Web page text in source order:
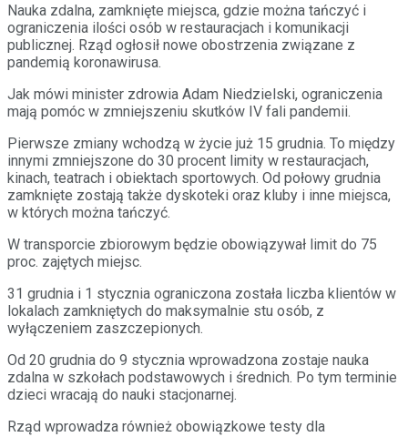
Nauka zdalna, zamknięte miejsca, gdzie można tańczyć i
ograniczenia ilości osób w restauracjach i komunikacji
publicznej. Rząd ogłosił nowe obostrzenia związane z
pandemią koronawirusa.
Jak mówi minister zdrowia Adam Niedzielski, ograniczenia
mają pomóc w zmniejszeniu skutków IV fali pandemii.
Pierwsze zmiany wchodzą w życie już 15 grudnia. To między
innymi zmniejszone do 30 procent limity w restauracjach,
kinach, teatrach i obiektach sportowych. Od połowy grudnia
zamknięte zostają także dyskoteki oraz kluby i inne miejsca,
w których można tańczyć.
W transporcie zbiorowym będzie obowiązywał limit do 75
proc. zajętych miejsc.
31 grudnia i 1 stycznia ograniczona została liczba klientów w
lokalach zamkniętych do maksymalnie stu osób, z
wyłączeniem zaszczepionych.
Od 20 grudnia do 9 stycznia wprowadzona zostaje nauka
zdalna w szkołach podstawowych i średnich. Po tym terminie
dzieci wracają do nauki stacjonarnej.
Rząd wprowadza również obowiązkowe testy dla